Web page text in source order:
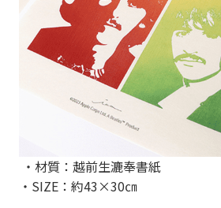
・材質：越前生漉奉書紙
・SIZE：約43×30㎝